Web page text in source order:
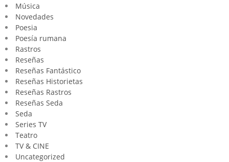
Música
Novedades
Poesia
Poesía rumana
Rastros
Reseñas
Reseñas Fantástico
Reseñas Historietas
Reseñas Rastros
Reseñas Seda
Seda
Series TV
Teatro
TV & CINE
Uncategorized